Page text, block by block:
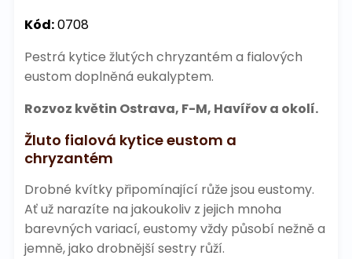
Kód:0708
Pestrá kytice žlutých chryzantém a fialových
eustom doplněná eukalyptem.
Rozvoz květin Ostrava, F-M, Havířov a okolí.
Žluto fialová kytice eustom a
chryzantém
Drobné kvítky připomínající růže jsou eustomy.
Ať už narazíte na jakoukoliv z jejich mnoha
barevných variací, eustomy vždy působí nežně a
jemně, jako drobnější sestry růží.